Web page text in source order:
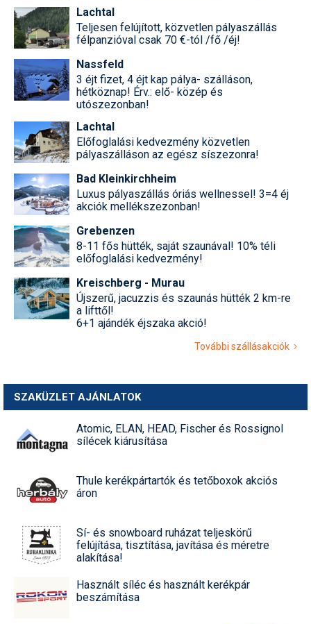
Lachtal
Teljesen felújított, közvetlen pályaszállás
félpanzióval csak 70 €-tól /fő /éj!
Nassfeld
3 éjt fizet, 4 éjt kap pálya- szálláson,
hétköznap! Érv.: elő- közép és
utószezonban!
Lachtal
Előfoglalási kedvezmény közvetlen
pályaszálláson az egész síszezonra!
Bad Kleinkirchheim
Luxus pályaszállás óriás wellnessel! 3=4 éj
akciók mellékszezonban!
Grebenzen
8-11 fős hütték, saját szaunával! 10% téli
előfoglalási kedvezmény!
Kreischberg - Murau
Újszerű, jacuzzis és szaunás hütték 2 km-re
a lifttől!
6+1 ajándék éjszaka akció!
További szállásakciók
SZAKÜZLET AJÁNLATOK
Atomic, ELAN, HEAD, Fischer és Rossignol
sílécek kiárusítása
Thule kerékpártartók és tetőboxok akciós
áron
Sí- és snowboard ruházat teljeskörű
felújítása, tisztítása, javítása és méretre
alakítása!
Használt síléc és használt kerékpár
beszámítása